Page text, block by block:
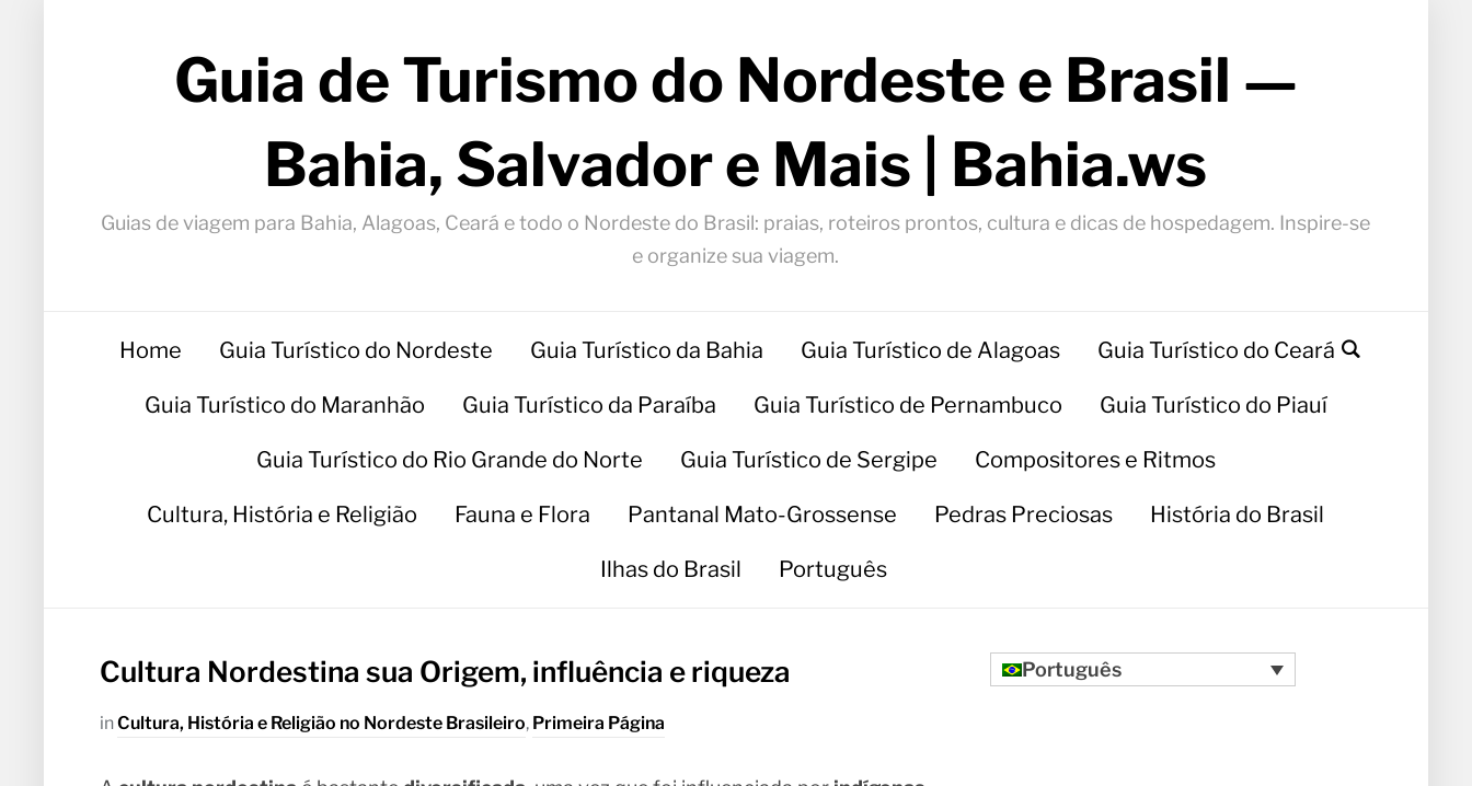
Guia de Turismo do Nordeste e Brasil —
Bahia, Salvador e Mais | Bahia.ws
Guias de viagem para Bahia, Alagoas, Ceará e todo o Nordeste do Brasil: praias, roteiros prontos, cultura e dicas de hospedagem. Inspire-se
e organize sua viagem.
Home Guia Turístico do Nordeste Guia Turístico da Bahia Guia Turístico de Alagoas Guia Turístico do Ceará
Guia Turístico do Maranhão Guia Turístico da Paraíba Guia Turístico de Pernambuco Guia Turístico do Piauí
Guia Turístico do Rio Grande do Norte Guia Turístico de Sergipe Compositores e Ritmos
Cultura, História e Religião Fauna e Flora Pantanal Mato-Grossense Pedras Preciosas História do Brasil
Ilhas do Brasil Português
Cultura Nordestina sua Origem, influência e riqueza
inCultura, História e Religião no Nordeste Brasileiro, Primeira Página
Português